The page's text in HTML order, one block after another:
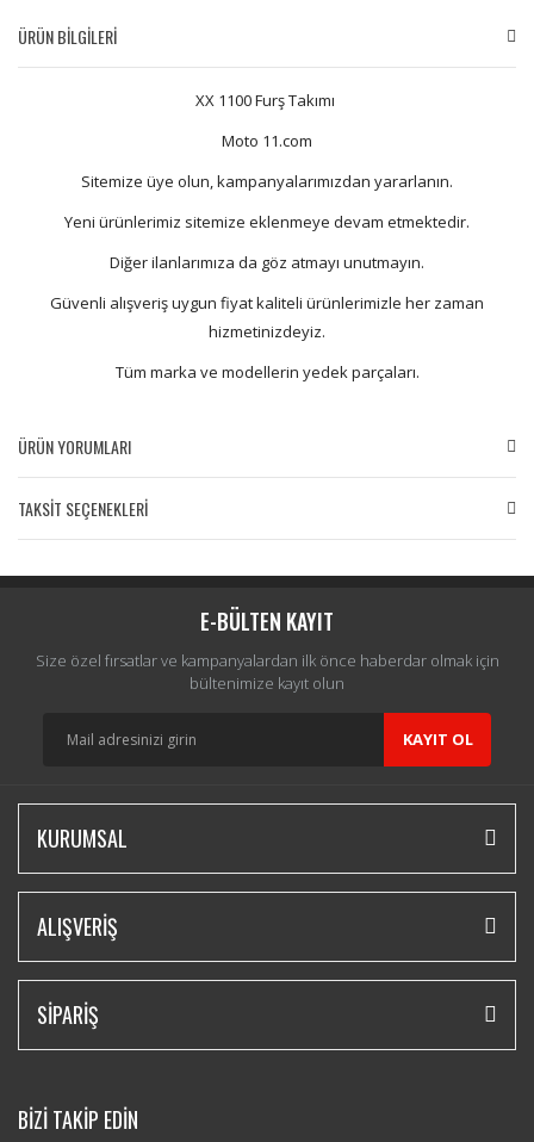
ÜRÜN BİLGİLERİ
XX 1100 Furş Takımı
Moto 11.com
Sitemize üye olun, kampanyalarımızdan yararlanın.
Yeni ürünlerimiz sitemize eklenmeye devam etmektedir.
Diğer ilanlarımıza da göz atmayı unutmayın.
Güvenli alışveriş uygun fiyat kaliteli ürünlerimizle her zaman
hizmetinizdeyiz.
Tüm marka ve modellerin yedek parçaları.
ÜRÜN YORUMLARI
Yorum Yaz
TAKSİT SEÇENEKLERİ
E-BÜLTEN KAYIT
Size özel fırsatlar ve kampanyalardan ilk önce haberdar olmak için
bültenimize kayıt olun
KAYIT OL
KURUMSAL
ALIŞVERİŞ
SİPARİŞ
BİZİ TAKİP EDİN